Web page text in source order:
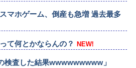
マホゲーム、倒産も急増 過去最多
て何とかならんの？ NEW!
検査した結果wwwwwwwww」